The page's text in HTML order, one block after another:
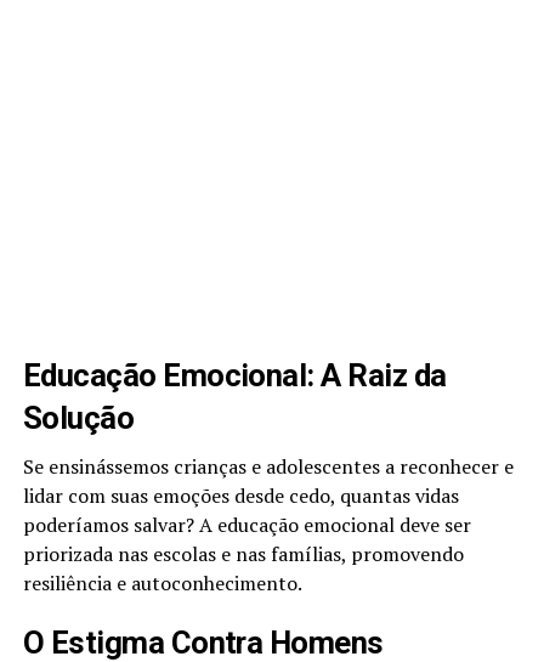
Educação Emocional: A Raiz da
Solução
Se ensinássemos crianças e adolescentes a reconhecer e
lidar com suas emoções desde cedo, quantas vidas
poderíamos salvar? A educação emocional deve ser
priorizada nas escolas e nas famílias, promovendo
resiliência e autoconhecimento.
O Estigma Contra Homens